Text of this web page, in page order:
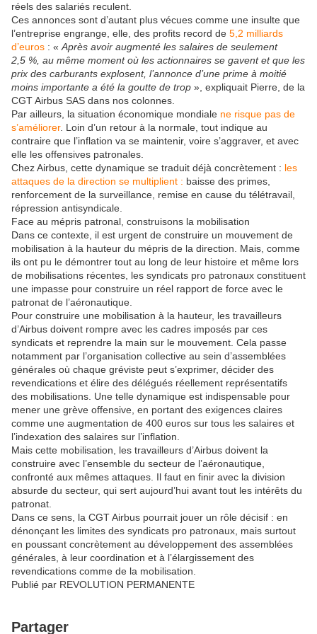
réels des salariés reculent.
Ces annonces sont d’autant plus vécues comme une insulte que
l’entreprise engrange, elle, des profits record de 5,2 milliards
d’euros : « Après avoir augmenté les salaires de seulement
2,5 %, au même moment où les actionnaires se gavent et que les
prix des carburants explosent, l’annonce d’une prime à moitié
moins importante a été la goutte de trop », expliquait Pierre, de la
CGT Airbus SAS dans nos colonnes.
Par ailleurs, la situation économique mondiale ne risque pas de
s’améliorer. Loin d’un retour à la normale, tout indique au
contraire que l’inflation va se maintenir, voire s’aggraver, et avec
elle les offensives patronales.
Chez Airbus, cette dynamique se traduit déjà concrètement : les
attaques de la direction se multiplient : baisse des primes,
renforcement de la surveillance, remise en cause du télétravail,
répression antisyndicale.
Face au mépris patronal, construisons la mobilisation
Dans ce contexte, il est urgent de construire un mouvement de
mobilisation à la hauteur du mépris de la direction. Mais, comme
ils ont pu le démontrer tout au long de leur histoire et même lors
de mobilisations récentes, les syndicats pro patronaux constituent
une impasse pour construire un réel rapport de force avec le
patronat de l’aéronautique.
Pour construire une mobilisation à la hauteur, les travailleurs
d’Airbus doivent rompre avec les cadres imposés par ces
syndicats et reprendre la main sur le mouvement. Cela passe
notamment par l’organisation collective au sein d’assemblées
générales où chaque gréviste peut s’exprimer, décider des
revendications et élire des délégués réellement représentatifs
des mobilisations. Une telle dynamique est indispensable pour
mener une grève offensive, en portant des exigences claires
comme une augmentation de 400 euros sur tous les salaires et
l’indexation des salaires sur l’inflation.
Mais cette mobilisation, les travailleurs d’Airbus doivent la
construire avec l’ensemble du secteur de l’aéronautique,
confronté aux mêmes attaques. Il faut en finir avec la division
absurde du secteur, qui sert aujourd’hui avant tout les intérêts du
patronat.
Dans ce sens, la CGT Airbus pourrait jouer un rôle décisif : en
dénonçant les limites des syndicats pro patronaux, mais surtout
en poussant concrètement au développement des assemblées
générales, à leur coordination et à l’élargissement des
revendications comme de la mobilisation.
Publié par REVOLUTION PERMANENTE
Partager